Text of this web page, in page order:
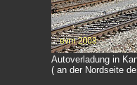
Autoverladung in
( an der Nordseite